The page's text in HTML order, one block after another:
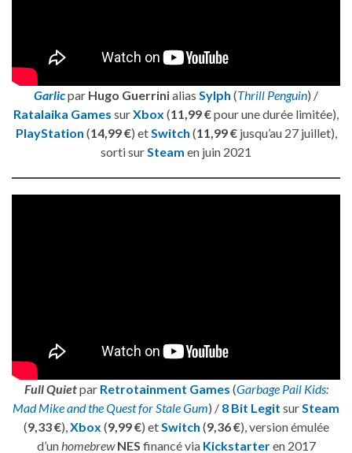
Garlicpar Hugo Guerrinialias Sylph (Thrill Penguin) /
Ratalaika Games surXbox (11,99 €pour une durée limitée),
PlayStation (14,99 €) et Switch (11,99 €jusqu’au 27 juillet),
sorti sur Steam en juin 2021
Full Quietpar Retrotainment Games (Garbage Pail Kids:
Mad Mike and the Quest for Stale Gum) / 8 Bit Legit surSteam
(9,33 €),Xbox (9,99 €) etSwitch (9,36 €), version émulée
d’unhomebrew NES financé via Kickstarteren 2017